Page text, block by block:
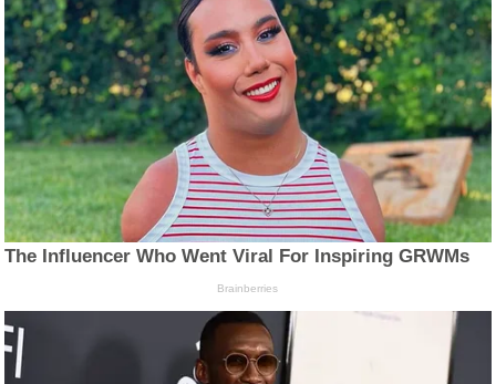
The Influencer Who Went Viral For Inspiring GRWMs
Brainberries